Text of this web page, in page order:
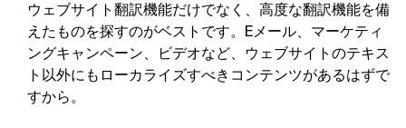
ウェブサイト翻訳機能だけでなく、高度な翻訳機能を備
えたものを探すのがベストです。Eメール、マーケティ
ングキャンペーン、ビデオなど、ウェブサイトのテキス
ト以外にもローカライズすべきコンテンツがあるはずで
すから。